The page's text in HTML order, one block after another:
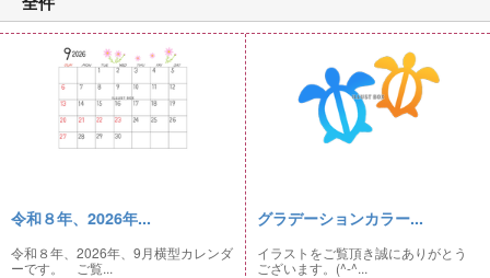
令和８年、2026年...
令和８年、2026年、9月横型カレンダ
ーです。 ご覧...
グラデーションカラー...
イラストをご覧頂き誠にありがとう
ございます。(^-^...